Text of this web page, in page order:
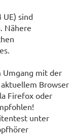
UE) sind
Nähere
Umgang mit der
Browser
Firefox oder
unter